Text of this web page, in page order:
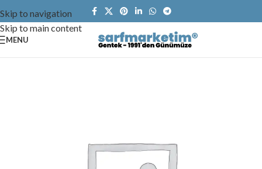
Skip to navigation
Skip to main content
MENU